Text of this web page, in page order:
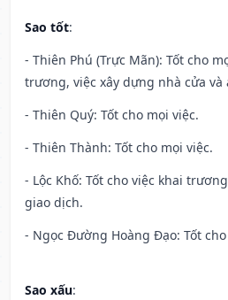
Sao tốt:
- Thiên Phú (Trực Mãn): Tốt cho
trương, việc xây dựng nhà cửa và
- Thiên Quý: Tốt cho mọi việc.
- Thiên Thành: Tốt cho mọi việc.
- Lộc Khố: Tốt cho việc khai
giao dịch.
- Ngọc Đường Hoàng Đạo: Tốt
Sao xấu: